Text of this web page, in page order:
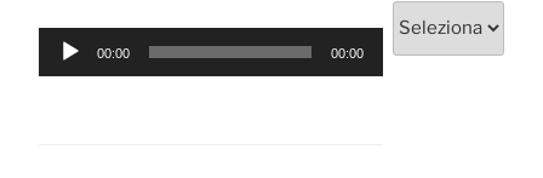
Audio
00:00 00:00